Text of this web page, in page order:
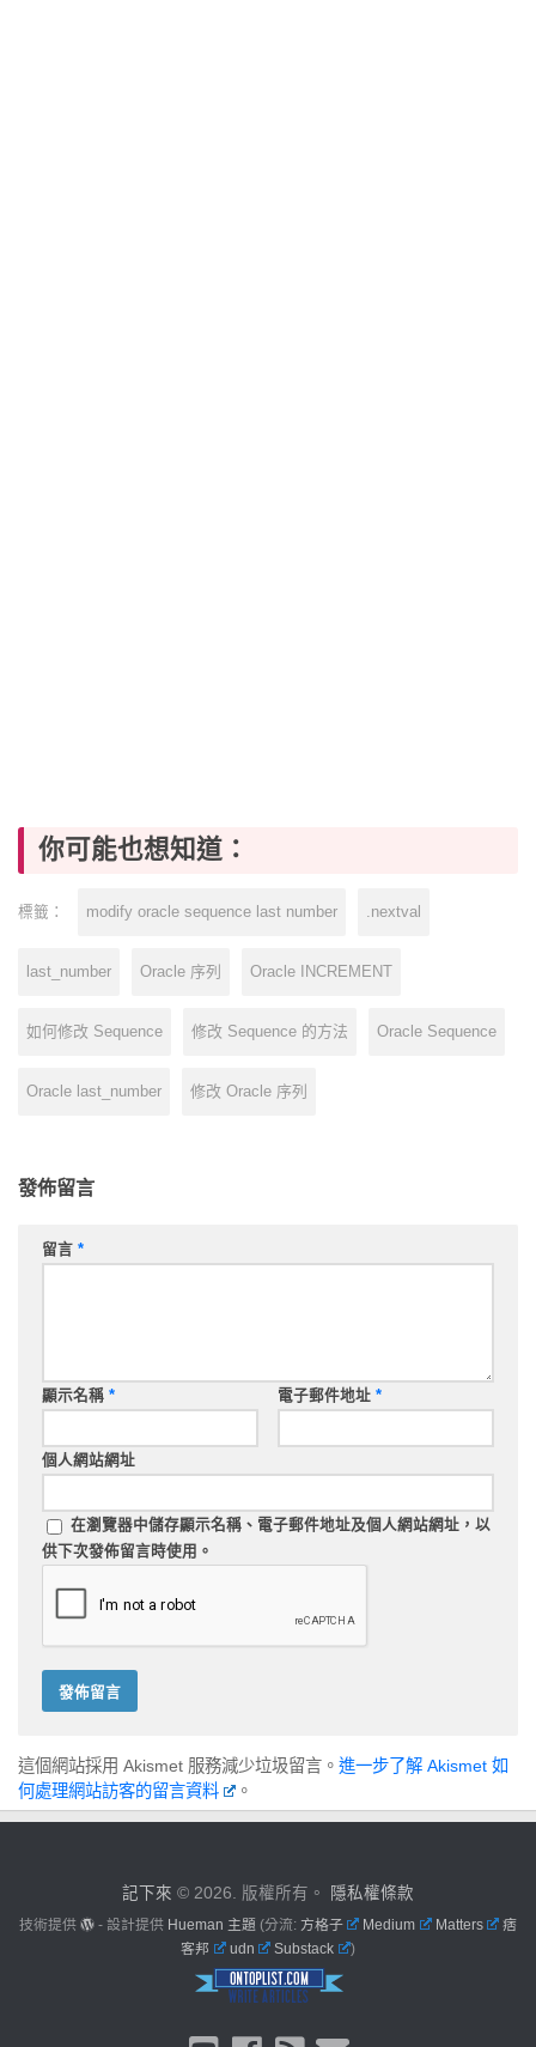
你可能也想知道：
標籤： modify oracle sequence last number .nextval
last_number Oracle 序列 Oracle INCREMENT
如何修改 Sequence 修改 Sequence 的方法 Oracle Sequence
Oracle last_number 修改 Oracle 序列
發佈留言
留言 *
顯示名稱 * 電子郵件地址 *
個人網站網址
在瀏覽器中儲存顯示名稱、電子郵件地址及個人網站網址，以
供下次發佈留言時使用。
這個網站採用 Akismet 服務減少垃圾留言。 進一步了解 Akismet 如
何處理網站訪客的留言資料
。
記下來 © 2026. 版權所有。 隱私權條款
技術提供 - 設計提供 Hueman 主題 (分流: 方格子 Medium Matters
痞
客邦
udn Substack )